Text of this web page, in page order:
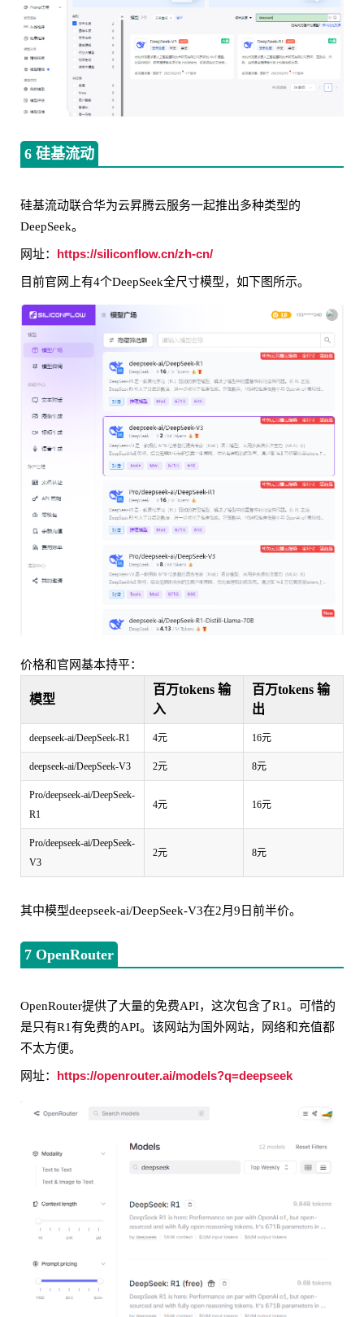
6 硅基流动
硅基流动联合华为云昇腾云服务一起推出多种类型的
DeepSeek。
网址： https://siliconflow.cn/zh-cn/
目前官网上有4个DeepSeek全尺寸模型，如下图所示。
价格和官网基本持平：
模型
百万tokens 输
入
百万tokens 输
出
deepseek-ai/DeepSeek-R1 4元 16元
deepseek-ai/DeepSeek-V3 2元 8元
Pro/deepseek-ai/DeepSeek-
R1
4元 16元
Pro/deepseek-ai/DeepSeek-
V3
2元 8元
其中模型deepseek-ai/DeepSeek-V3在2月9日前半价。
7 OpenRouter
OpenRouter提供了大量的免费API，这次包含了R1。可惜的
是只有R1有免费的API。该网站为国外网站，网络和充值都
不太方便。
网址： https://openrouter.ai/models?q=deepseek